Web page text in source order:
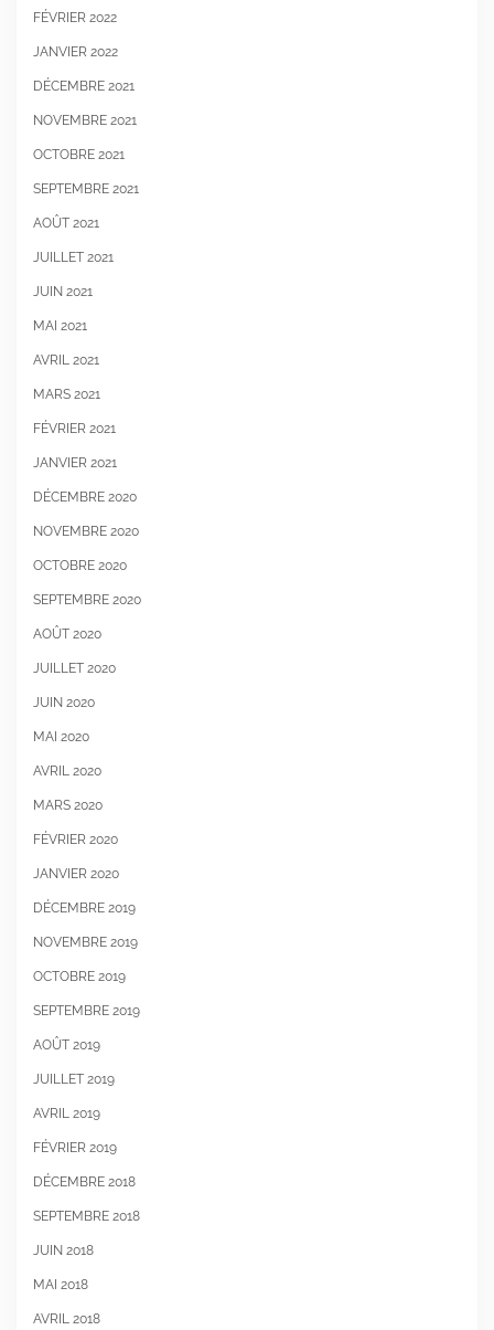
FÉVRIER 2022
JANVIER 2022
DÉCEMBRE 2021
NOVEMBRE 2021
OCTOBRE 2021
SEPTEMBRE 2021
AOÛT 2021
JUILLET 2021
JUIN 2021
MAI 2021
AVRIL 2021
MARS 2021
FÉVRIER 2021
JANVIER 2021
DÉCEMBRE 2020
NOVEMBRE 2020
OCTOBRE 2020
SEPTEMBRE 2020
AOÛT 2020
JUILLET 2020
JUIN 2020
MAI 2020
AVRIL 2020
MARS 2020
FÉVRIER 2020
JANVIER 2020
DÉCEMBRE 2019
NOVEMBRE 2019
OCTOBRE 2019
SEPTEMBRE 2019
AOÛT 2019
JUILLET 2019
AVRIL 2019
FÉVRIER 2019
DÉCEMBRE 2018
SEPTEMBRE 2018
JUIN 2018
MAI 2018
AVRIL 2018